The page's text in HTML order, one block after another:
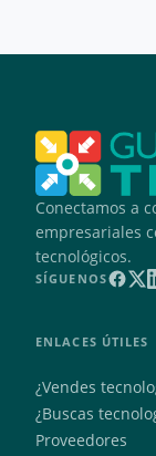
Conectamos a
empresariales
tecnológicos.
SÍGUENOS
ENLACES ÚTILES
¿Vendes
¿Buscas
Proveedores